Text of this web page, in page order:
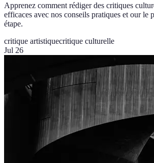
Apprenez comment rédiger des critiques
efficaces avec nos conseils pratiques et our le
étape.
critique artistiquecritique culturelle
Jul 26